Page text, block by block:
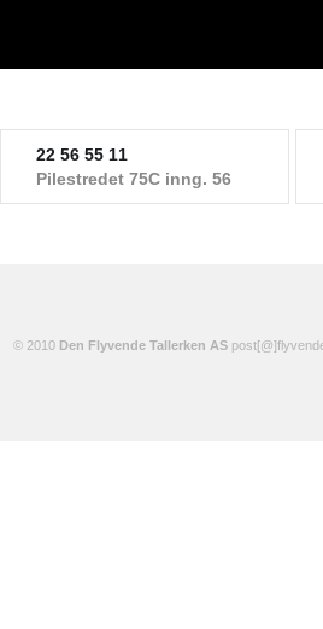
22 56 55 11
Pilestredet 75C inng. 56
© 2010 Den Flyvende Tallerken AS